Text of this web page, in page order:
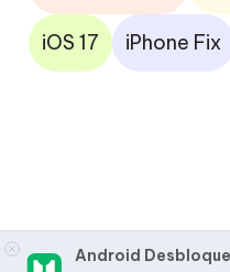
iOS 17 iPhone Fix
Android